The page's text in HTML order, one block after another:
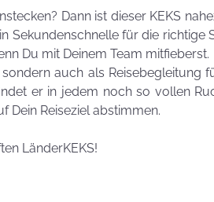
Zauberhafte
LogoKEKSE für
Unternehmen
Dann ist dieser KEKS
Sekundenschnelle für die richtige
Du mit Deinem Team mitfieberst.
auch als Reisebegleitung
er in jedem noch so vollen
Dein Reiseziel abstimmen.
LänderKEKS!